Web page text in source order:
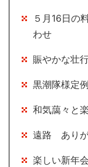
５月16日の
わせ
賑やかな壮
黒潮隊様定
和気藹々と
遠路 あり
楽しい新年